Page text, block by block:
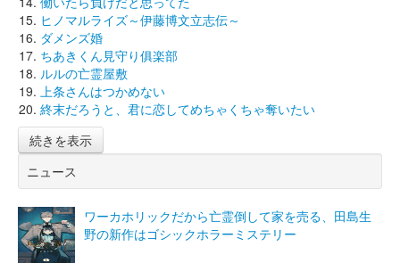
ヒノマルライズ～伊藤博文立志伝～
ダメンズ婚
ちあきくん見守り俱楽部
ルルの亡霊屋敷
上条さんはつかめない
終末だろうと、君に恋してめちゃくちゃ奪いたい
続きを表示
ニュース
ワーカホリックだから亡霊倒して家を売る、田島生
野の新作はゴシックホラーミステリー